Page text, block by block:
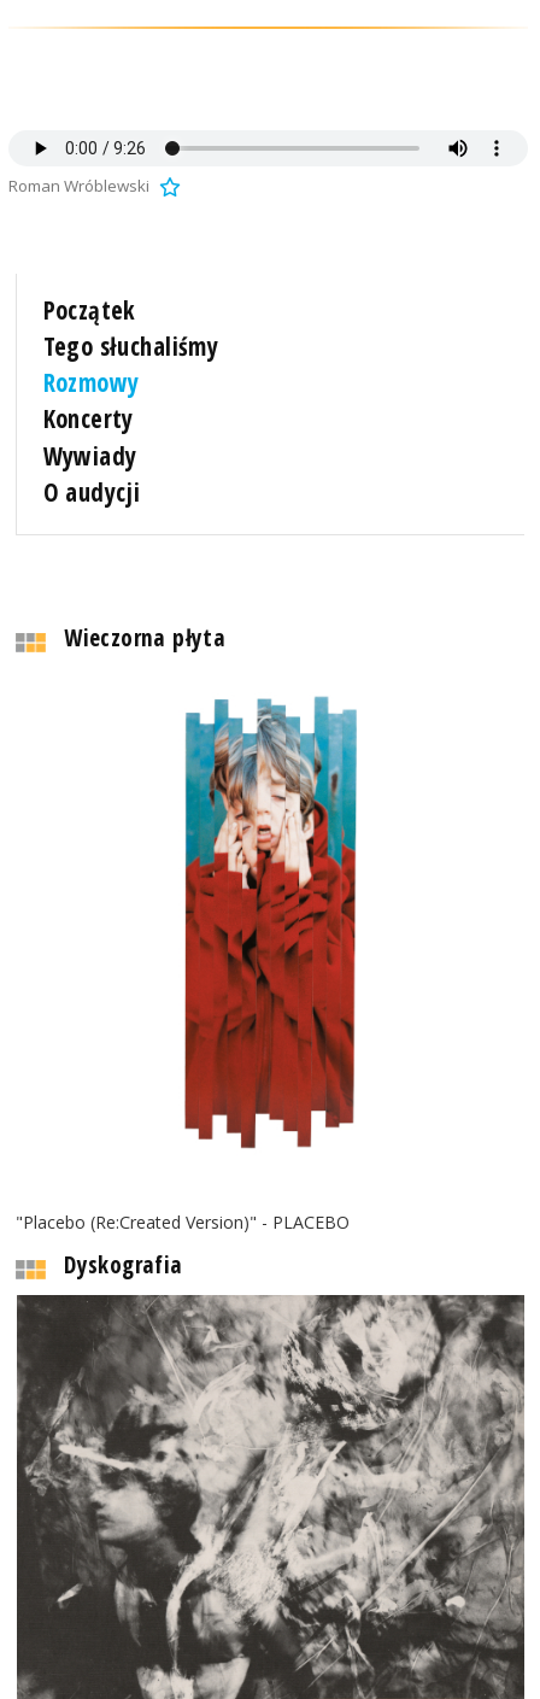
Roman Wróblewski
Początek
Tego słuchaliśmy
Rozmowy
Koncerty
Wywiady
O audycji
Wieczorna płyta
"Placebo (Re:Created Version)" - PLACEBO
Dyskografia